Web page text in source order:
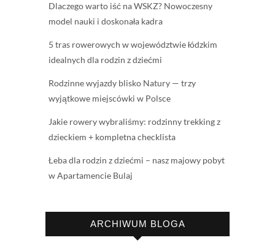
Dlaczego warto iść na WSKZ? Nowoczesny
model nauki i doskonała kadra
5 tras rowerowych w województwie łódzkim
idealnych dla rodzin z dziećmi
Rodzinne wyjazdy blisko Natury — trzy
wyjątkowe miejscówki w Polsce
Jakie rowery wybraliśmy: rodzinny trekking z
dzieckiem + kompletna checklista
Łeba dla rodzin z dziećmi – nasz majowy pobyt
w Apartamencie Bulaj
ARCHIWUM BLOGA